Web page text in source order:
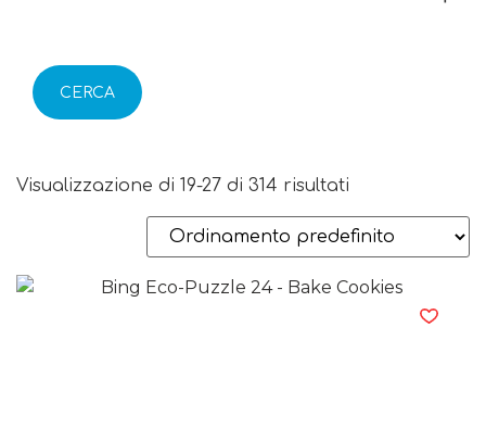
CERCA
Visualizzazione di 19-27 di 314 risultati